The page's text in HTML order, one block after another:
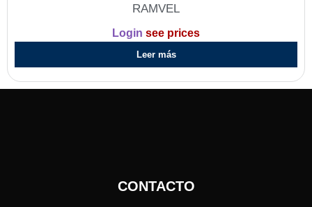
RAMVEL
Login see prices
Leer más
CONTACTO